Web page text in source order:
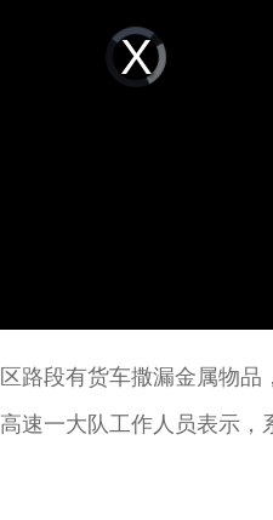
Video
Player
loading.
路段有货车撒漏金属物
速一大队工作人员表示